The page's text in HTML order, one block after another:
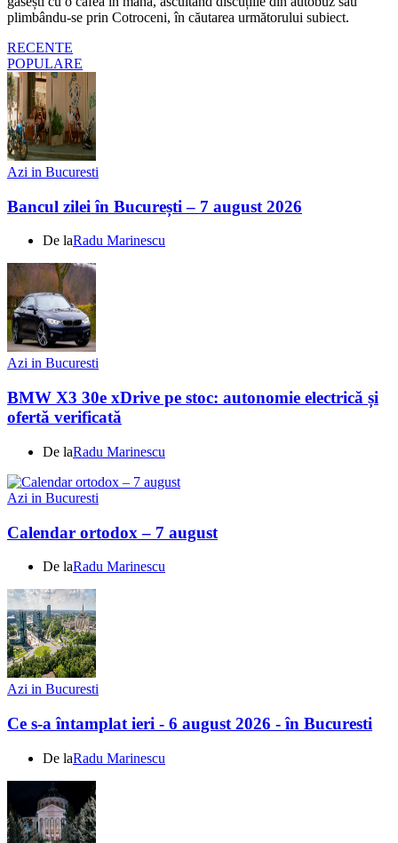
plimbându-se prin Cotroceni, în căutarea următorului subiect.
RECENTE
POPULARE
Azi in Bucuresti
Bancul zilei în București – 7 august 2026
De laRadu Marinescu
Azi in Bucuresti
BMW X3 30e xDrive pe stoc: autonomie electrică și
ofertă verificată
De laRadu Marinescu
Azi in Bucuresti
Calendar ortodox – 7 august
De laRadu Marinescu
Azi in Bucuresti
Ce s-a întamplat ieri - 6 august 2026 - în Bucuresti
De laRadu Marinescu